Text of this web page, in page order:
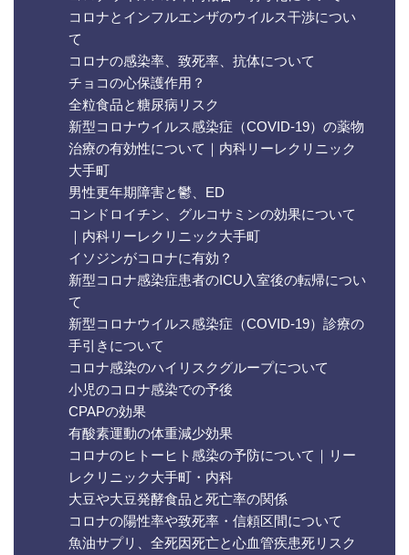
コロナとインフルエンザのウイルス干渉につい
て
コロナの感染率、致死率、抗体について
チョコの心保護作用？
全粒食品と糖尿病リスク
新型コロナウイルス感染症（COVID-19）の薬物
治療の有効性について｜内科リーレクリニック
大手町
男性更年期障害と鬱、ED
コンドロイチン、グルコサミンの効果について
｜内科リーレクリニック大手町
イソジンがコロナに有効？
新型コロナ感染症患者のICU入室後の転帰につい
て
新型コロナウイルス感染症（COVID-19）診療の
手引きについて
コロナ感染のハイリスクグループについて
小児のコロナ感染での予後
CPAPの効果
有酸素運動の体重減少効果
コロナのヒトーヒト感染の予防について｜リー
レクリニック大手町・内科
大豆や大豆発酵食品と死亡率の関係
コロナの陽性率や致死率・信頼区間について
魚油サプリ、全死因死亡と心血管疾患死リスク